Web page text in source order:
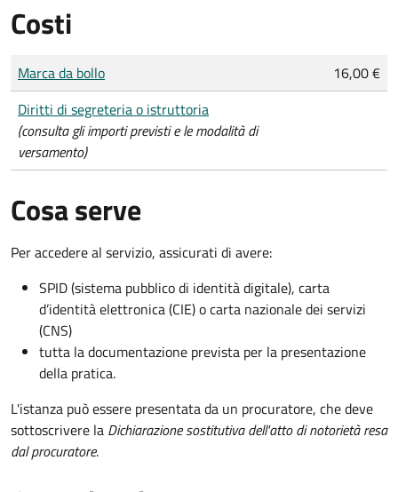
Costi
Tipo di pagamento
Importo
Marca da bollo
16,00 €
Diritti di segreteria o istruttoria
(consulta gli importi previsti e le modalità di
versamento)
Cosa serve
Per accedere al servizio, assicurati di avere:
SPID (sistema pubblico di identità digitale), carta
d’identità elettronica (CIE) o carta nazionale dei servizi
(CNS)
tutta la documentazione prevista per la presentazione
della pratica.
L'istanza può essere presentata da un procuratore, che deve
sottoscrivere la Dichiarazione sostitutiva dell'atto di notorietà resa
dal procuratore.